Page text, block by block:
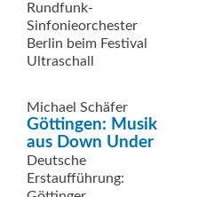
Rundfunk-
Sinfonieorchester
Berlin beim Festival
Ultraschall
Michael Schäfer
Göttingen: Musik
aus Down Under
Deutsche
Erstaufführung: